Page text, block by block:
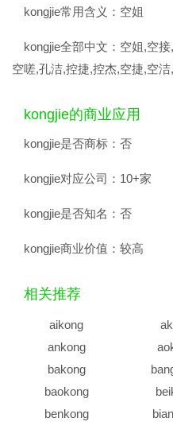
kongjie常用含义： 空姐
kongjie全部中文： 空姐,空
空嗟,孔洁,控捷,控杰,空捷,空
kongjie的商业应用
kongjie是否商标： 否
kongjie对应公司： 10+家
kongjie是否知名： 否
kongjie商业价值： 较高
相关推荐
aikong
ankong
bakong
baokong
benkong